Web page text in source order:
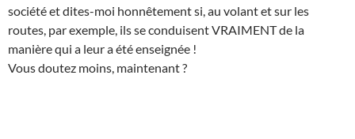
société et dites-moi honnêtement si, au volant et sur les
routes, par exemple, ils se conduisent VRAIMENT de la
manière qui a leur a été enseignée !
Vous doutez moins, maintenant ?